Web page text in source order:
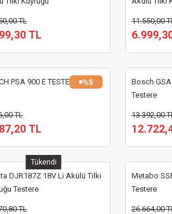
TL
TL
11.550,00
%5
PSA 900 E TESTERE
TL
TL
Bosch GSA
Testere
13.392,00
Tükendi
DJR187Z 18V Li Akülü Tilki
Testere
TL
Metabo
Testere
26.664,00